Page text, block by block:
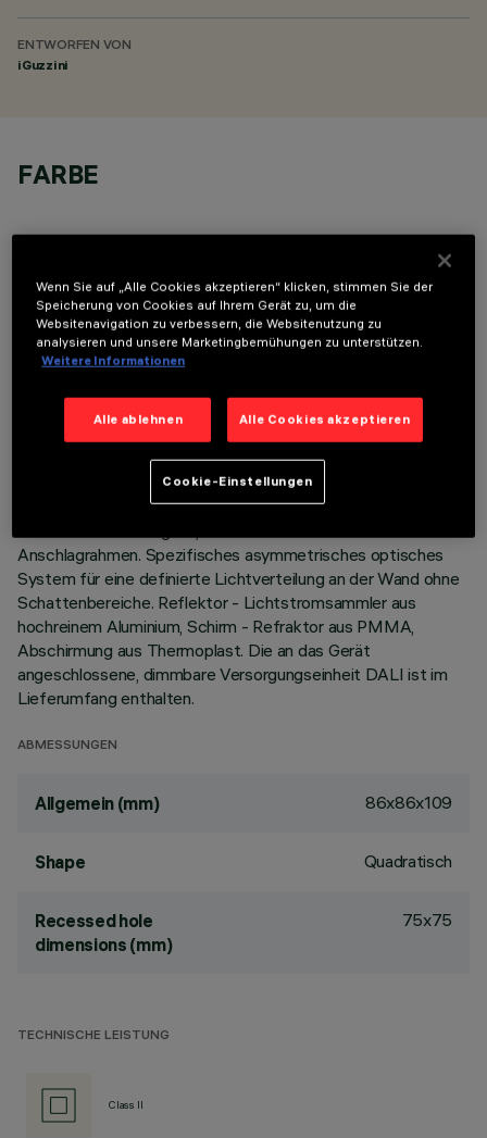
ENTWORFEN VON
iGuzzini
FARBE
TECHNISCHE DATEN
LETZTES UPDATE: 07.08.2026
BESCHREIBUNG
Einbaugerät mit Wall-Washer-Optik für LED-Lampe warm
white 2700K mit hohem Farbwiedergabeindex. Passives
Wärmeableitungssystem. Lampenkörper mit Abstrahlfläche
Anschlagrahmen. Spezifisches asymmetrisches optisches
System für eine definierte Lichtverteilung an der Wand ohne
Schattenbereiche. Reflektor - Lichtstromsammler aus
hochreinem Aluminium, Schirm - Refraktor aus PMMA,
Abschirmung aus Thermoplast. Die an das Gerät
angeschlossene, dimmbare Versorgungseinheit DALI ist im
Lieferumfang enthalten.
ABMESSUNGEN
Allgemein (mm) 86x86x109
Shape Quadratisch
Recessed hole
dimensions (mm)
75x75
TECHNISCHE LEISTUNG
Class II
Wenn Sie auf „Alle Cookies akzeptieren“ klicken, stimmen Sie der
Speicherung von Cookies auf Ihrem Gerät zu, um die
Websitenavigation zu verbessern, die Websitenutzung zu
analysieren und unsere Marketingbemühungen zu unterstützen.
Weitere Informationen
Alle ablehnen Alle Cookies akzeptieren
Cookie-Einstellungen